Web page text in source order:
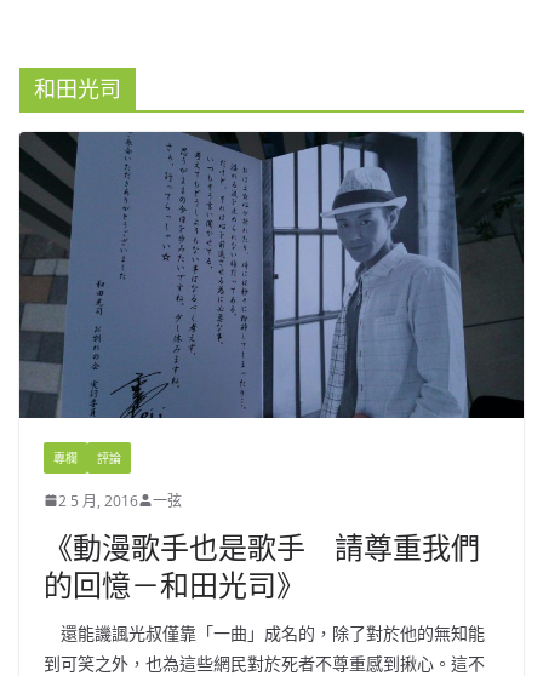
和田光司
專欄 評論
2 5 月, 2016 一弦
《動漫歌手也是歌手 請尊重我們
的回憶－和田光司》
還能譏諷光叔僅靠「一曲」成名的，除了對於他的無知能
到可笑之外，也為這些網民對於死者不尊重感到揪心。這不